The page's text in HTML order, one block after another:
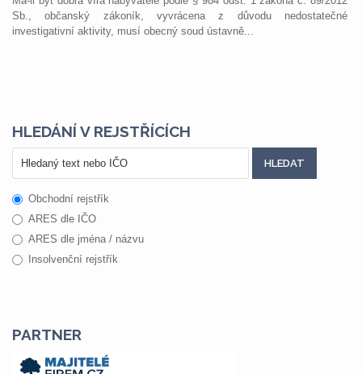
Sb., občanský zákoník, vyvrácena z důvodu nedostatečné
investigativní aktivity, musí obecný soud ústavně...
HLEDÁNÍ V REJSTŘÍCÍCH
Obchodní rejstřík
ARES dle IČO
ARES dle jména / názvu
Insolvenční rejstřík
PARTNER